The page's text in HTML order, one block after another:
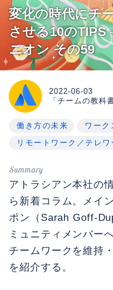
変化の時代にチ
させる10の
ニオン その59
2022-06-03
「チームの教科
働き方の未来 ワーク
リモートワーク／テレワ
アトラシアン本社の
ら新着コラム。メイ
ポン（Sarah Goff-
ミュニティメンバー
チームワークを維持
を紹介する。